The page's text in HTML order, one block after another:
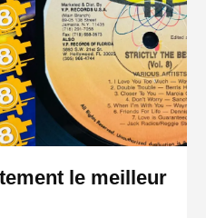
le meilleur